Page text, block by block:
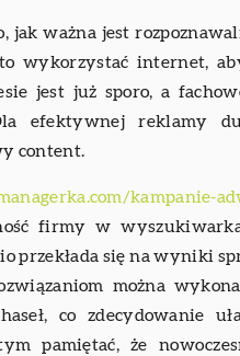
jak ważna jest
wykorzystać internet,
jest już sporo, a
efektywnej reklamy
content.
kampanie-
firmy w
przekłada się na wyniki
można
co zdecydowanie
pamiętać, że